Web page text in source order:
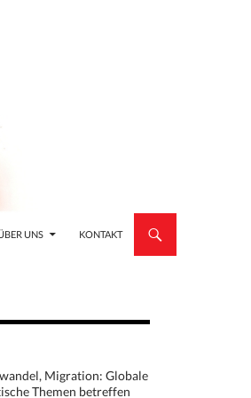
UNS KONTAKT
Migration: Globale
Themen betreffen